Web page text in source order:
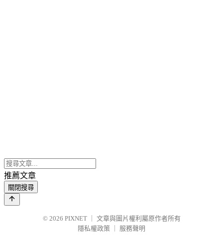
推薦文章
關閉搜尋
© 2026 PIXNET
文章與圖片權利屬原作者所有
隱私權政策
服務聲明